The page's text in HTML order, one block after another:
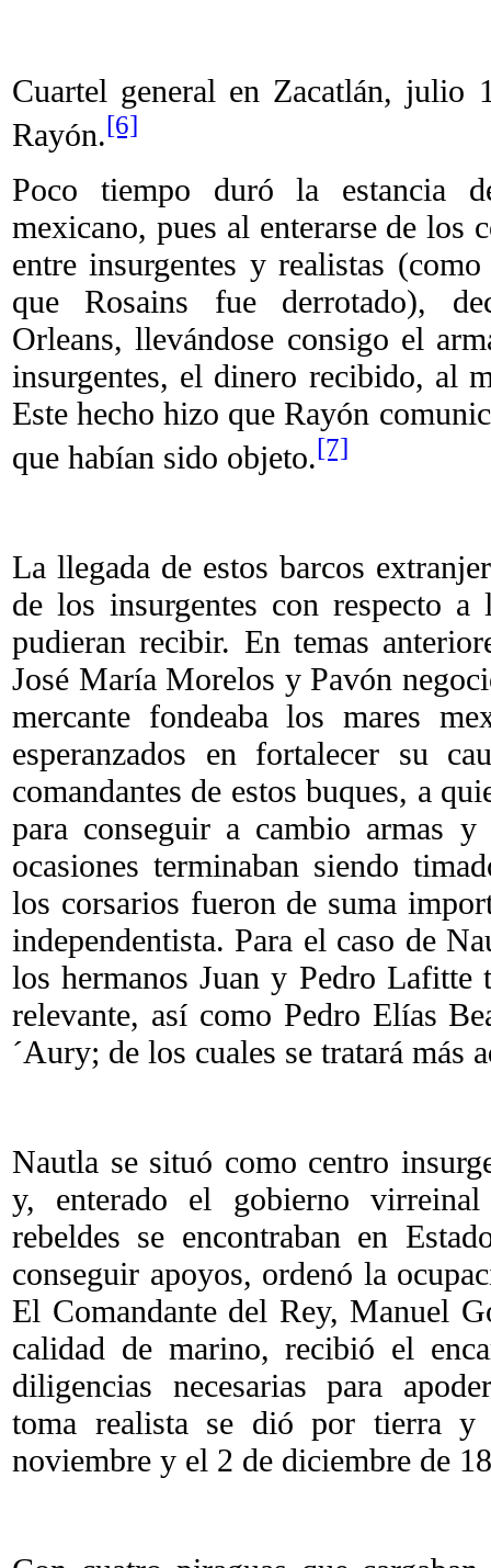
Cuartel general en Zacatlán, julio
Rayón.[6]
Poco tiempo duró la estancia
mexicano, pues al enterarse de los
entre insurgentes y realistas
que Rosains fue derrotado),
Orleans, llevándose consigo el
insurgentes, el dinero recibido, al
Este hecho hizo que Rayón
que habían sido objeto.[7]
La llegada de estos barcos
de los insurgentes con respecto
pudieran recibir. En temas
José María Morelos y Pavón
mercante fondeaba los mares
esperanzados en fortalecer su
comandantes de estos buques, a
para conseguir a cambio armas
ocasiones terminaban siendo
los corsarios fueron de suma
independentista. Para el caso de
los hermanos Juan y Pedro Lafitte
relevante, así como Pedro Elías
´Aury; de los cuales se tratará más
Nautla se situó como centro
y, enterado el gobierno
rebeldes se encontraban en
conseguir apoyos, ordenó la
El Comandante del Rey, Manuel
calidad de marino, recibió el
diligencias necesarias para
toma realista se dió por tierra
noviembre y el 2 de diciembre de